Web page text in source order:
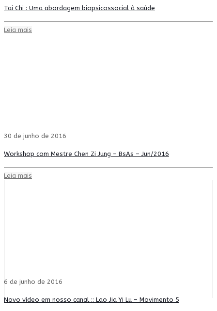
Tai Chi : Uma abordagem biopsicossocial à saúde
Leia mais
30 de junho de 2016
Workshop com Mestre Chen Zi Jung – BsAs – Jun/2016
Leia mais
6 de junho de 2016
Novo vídeo em nosso canal :: Lao Jia Yi Lu – Movimento 5